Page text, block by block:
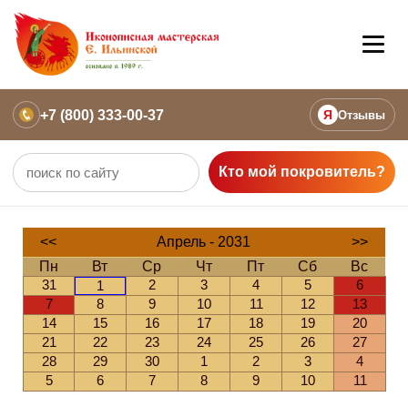
+7 (800) 333-00-37 Я Отзывы
Кто мой покровитель?
<< Апрель - 2031
>>
Пн
Вт Ср Чт Пт Сб
Вс
31
1 2 3 4 5
6
7
8 9 10 11 12
13
14
15 16 17 18 19
20
21
22 23 24 25 26
27
28
29 30 1 2 3
4
5
6 7 8 9 10 11